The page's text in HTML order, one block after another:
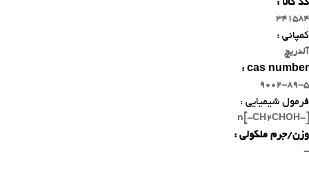
کد کالا :
341584
کمپانی :
آلدریچ
cas number :
9002-89-5
فرمول شیمیایی :
[-CH2CHOH-]n
وزن/جرم ملکولی :
-